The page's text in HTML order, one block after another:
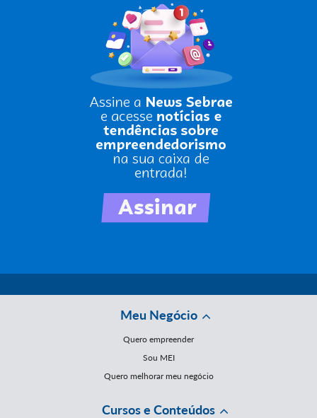
Meu Negócio
Quero empreender
Sou MEI
Quero melhorar meu negócio
Cursos e Conteúdos